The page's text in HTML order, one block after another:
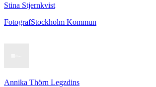
Stina Stjernkvist
FotografStockholm Kommun
Annika Thörn Legzdins